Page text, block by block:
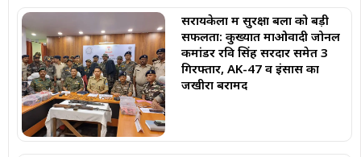
सरायकेला में सुरक्षा बलों को बड़ी
सफलता: कुख्यात माओवादी जोनल
कमांडर रवि सिंह सरदार समेत 3
गिरफ्तार, AK-47 व इंसास का
जखीरा बरामद